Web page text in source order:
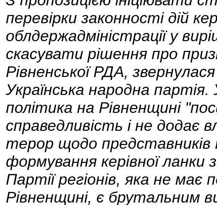
перевірки законності дій
облдержадміністрації у
скасувати рішення про
Рівненської РДА,
Українська народна
політика на Рівненщині
справедливість і не додає
терор щодо
формування керівної ланки
Партії регіонів, яка не має
Рівненщині, є брутальним